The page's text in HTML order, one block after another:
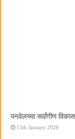
पनवेलच्या सर्वांगीण
13th January 2026